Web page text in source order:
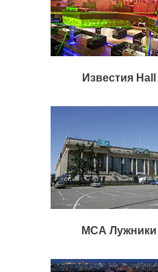
Известия Hall
МСА Лужники